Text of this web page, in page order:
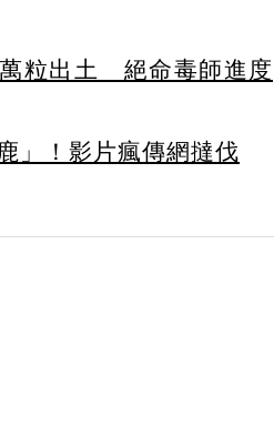
粒出土 絕命毒師進度
」！影片瘋傳網撻伐